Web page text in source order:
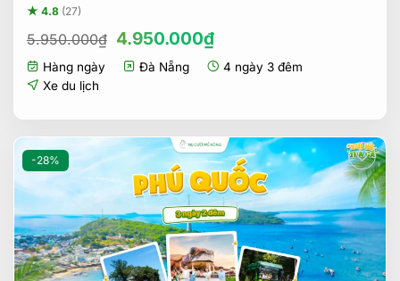
★ 4.8 (27)
5.950.000₫ Giá
là:
4.950.000₫Giá
hiện
tại
Hàng ngày Đà Nẵng
4 ngày 3 đêm
Xe du lịch
-28%